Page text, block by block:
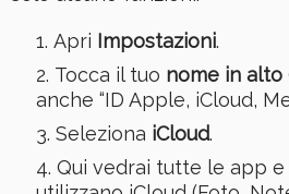
Apri Impostazioni.
Tocca il tuo nome in alto
anche “ID Apple, iCloud,
Seleziona iCloud.
Qui vedrai tutte le app e